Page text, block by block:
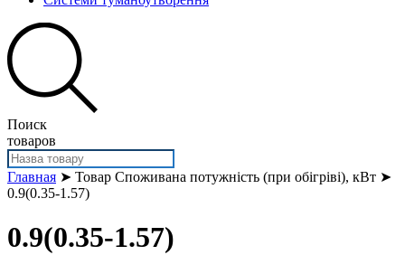
Поиск
товаров
Главная ➤ Товар Споживана потужність (при обігріві), кВт ➤
0.9(0.35-1.57)
0.9(0.35-1.57)